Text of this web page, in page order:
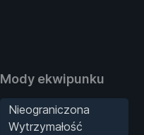
Mody ekwipunku
Nieograniczona
Wytrzymałość